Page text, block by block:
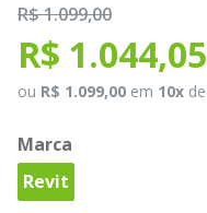
R$ 1.099,00
R$ 1.044,05
ou R$ 1.099,00 em 10x de
Marca
Revit